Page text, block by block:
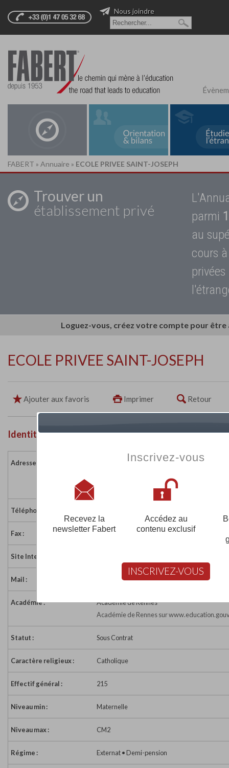
Nous joindre
FABERT » Annuaire » ECOLE PRIVEE SAINT-JOSEPH
Trouver un
établissement privé
parmi
au
cours
Loguez-vous, créez votre compte pour
ECOLE PRIVEE SAINT-JOSEPH
Ajouter aux favoris Imprimer Retour
Identité de l'établissement
Adresse :
12 rue Bernard Palissy
Téléphone :
Fax : 02 99 51 24 14
Site Internet :
Mail : stjo.rennes@free.fr
Académie :
Académie de Rennes
Académie de Rennes sur
Statut : Sous Contrat
Caractère religieux : Catholique
Effectif général : 215
Niveau min : Maternelle
Niveau max : CM2
Régime : Externat • Demi-pension
Inscrivez-vous
Recevez la
newsletter Fabert
Accédez au
contenu exclusif
INSCRIVEZ-VOUS